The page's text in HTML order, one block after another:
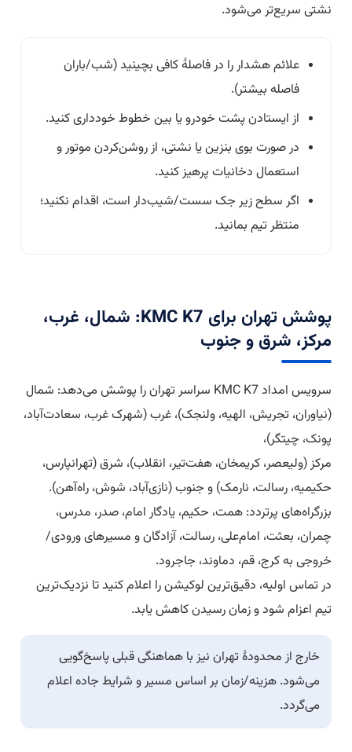
نشتی سریع‌تر می‌شود.
علائم هشدار را در فاصلهٔ کافی بچینید (شب/باران
فاصله بیشتر).
از ایستادن پشت خودرو یا بین خطوط خودداری کنید.
در صورت بوی بنزین یا نشتی، از روشن‌کردن موتور و
استعمال دخانیات پرهیز کنید.
اگر سطح زیر جک سست/شیب‌دار است، اقدام نکنید؛
منتظر تیم بمانید.
پوشش تهران برای KMC K7: شمال، غرب،
مرکز، شرق و جنوب
سرویس امداد KMC K7 سراسر تهران را پوشش می‌دهد: شمال
(نیاوران، تجریش، الهیه، ولنجک)، غرب (شهرک غرب، سعادت‌آباد،
پونک، چیتگر)،
مرکز (ولیعصر، کریمخان، هفت‌تیر، انقلاب)، شرق (تهرانپارس،
حکیمیه، رسالت، نارمک) و جنوب (نازی‌آباد، شوش، راه‌آهن).
بزرگراه‌های پرتردد: همت، حکیم، یادگار امام، صدر، مدرس،
چمران، بعثت، امام‌علی، رسالت، آزادگان و مسیرهای ورودی/
خروجی به کرج، قم، دماوند، جاجرود.
در تماس اولیه، دقیق‌ترین لوکیشن را اعلام کنید تا نزدیک‌ترین
تیم اعزام شود و زمان رسیدن کاهش یابد.
خارج از محدودهٔ تهران نیز با هماهنگی قبلی پاسخ‌گویی
می‌شود. هزینه/زمان بر اساس مسیر و شرایط جاده اعلام
می‌گردد.